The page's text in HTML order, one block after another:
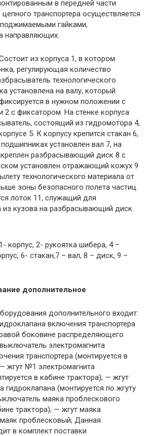
в передней части
транспортера осуществляется
гайками,
направляющих.
из корпуса 1, в котором
регулирующая количество
технологического
установлена на валу, который
в нужном положении с
с фиксатором. На стенке корпуса
состоящий из гидромотора 4,
5. К корпусу крепится стакан 6,
установлен вал 7, на
разбрасывающий диск 8 с
установлен отражающий кожух 9
технологического материала от
зоны безопасного полета частиц.
лоток 11, служащий для
из кузова на разбрасывающий диск.
1- корпус, 2- рукоятка шибера, 4 –
6- стакан,7 – вал, 8 – диск, 9 –
дополнительное
дополнительного входит:
включения транспортера
боковине распределяющего
электромагнита
транспортера (монтируется в
жгут №1 электромагнита
в кабине трактора); — жгут
гидроклапана (монтируется по жгуту
маяка проблескового
трактора); — жгут маяка
проблесковый; Данная
в комплект поставки